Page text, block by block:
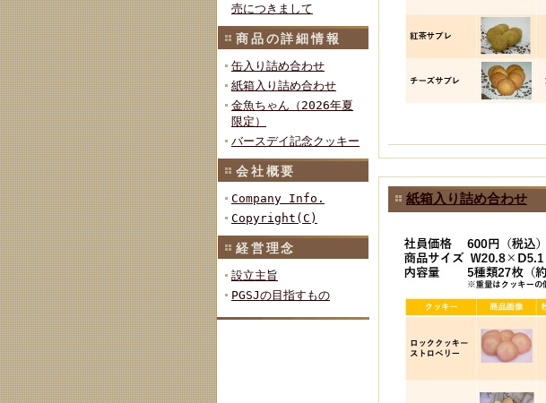
売につきまして
商品の詳細情報
缶入り詰め合わせ
紙箱入り詰め合わせ
金魚ちゃん（2026年夏
限定）
バースデイ記念クッキー
会社概要
Company Info.
Copyright(C)
経営理念
設立主旨
PGSJの目指すもの
紙箱入り詰め合わせ